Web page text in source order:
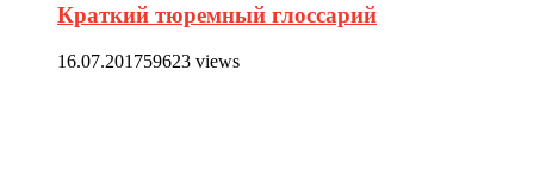
Краткий тюремный глоссарий
16.07.201759623 views